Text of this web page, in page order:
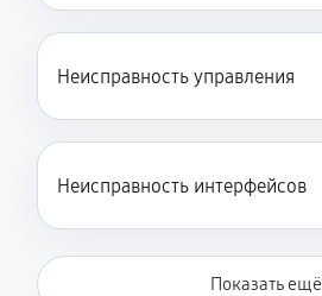
Неисправность управления
Неисправность интерфейсов
Показать ещё